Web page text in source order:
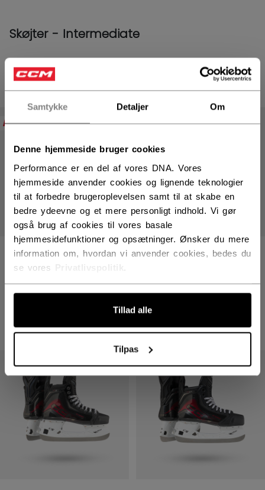
Samtykke Detaljer Om
Denne hjemmeside bruger cookies
Performance er en del af vores DNA. Vores
hjemmeside anvender cookies og lignende teknologier
til at forbedre brugeroplevelsen samt til at skabe en
bedre ydeevne og et mere personligt indhold. Vi gør
også brug af cookies til vores basale
hjemmesidefunktioner og opsætninger. Ønsker du mere
information om, hvordan vi anvender cookies, bedes du
se vores
Tillad alle
Tilpas
Skøjter - Intermediate
PRODUKTER (14)
NEW
VIZION SKØJTER
6399,00 kr
JETSPEED FT8 PRO
6699,00 kr